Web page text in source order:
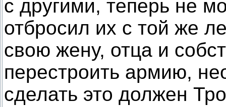
с другими, теперь не
отбросил их с той же
свою жену, отца и
перестроить армию,
сделать это должен